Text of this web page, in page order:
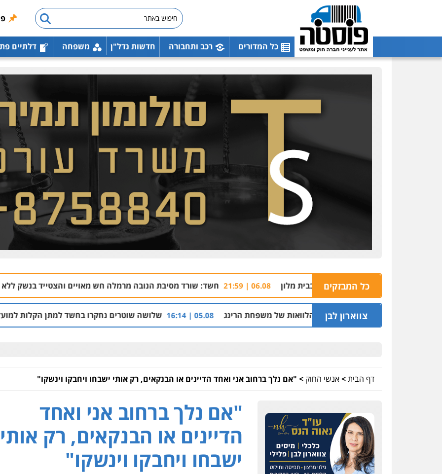
כל המדורים רכב ותחבורה חדשות נדל"ן משפחה דלתיים
כל המבזקים 06.08 | 21:59 חשד: שורד מסיבת הנובה מרמלה חש מאויים והצטייד בנשק ללא רישיון 06.08 | 20:43
צווארון לבן
בחיפה וסינדיקאט ההלוואות של משפחת הרינג 05.08 | 16:14 שלושה שוטרים נחקרו בחשד למתן הקלות למועדון בבעלות
דף הבית>אנשי החוק > "אם נלך ברחוב אני ואחד הדיינים או הבנקאים, רק אותי ישבחו ויחבקו וינשקו"
"אם נלך ברחוב אני ואחד
הדיינים או הבנקאים, רק אותי
ישבחו ויחבקו וינשקו"